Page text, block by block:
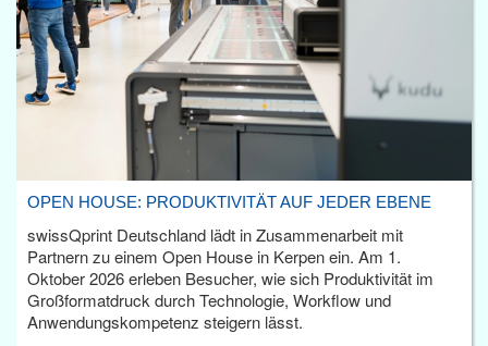
OPEN HOUSE: PRODUKTIVITÄT AUF JEDER EBENE
swissQprint Deutschland lädt in Zusammenarbeit mit
Partnern zu einem Open House in Kerpen ein. Am 1.
Oktober 2026 erleben Besucher, wie sich Produktivität im
Großformatdruck durch Technologie, Workflow und
Anwendungskompetenz steigern lässt.